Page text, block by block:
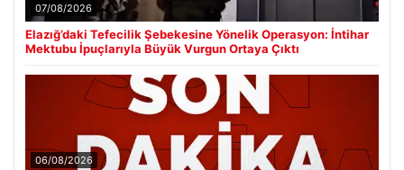
07/08/2026
Elazığ’daki Tefecilik Şebekesine Yönelik Operasyon: İntihar
Mektubu İpuçlarıyla Büyük Vurgun Ortaya Çıktı
06/08/2026